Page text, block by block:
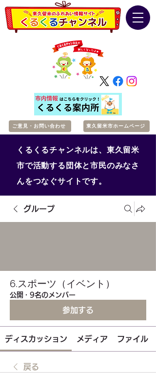
ご意見・お問い合わせ 東久留米市ホームページ
くるくるチャンネルは、東久留米
市で活動する団体と市民のみなさ
んをつなぐサイトです。
グループ
6.スポーツ（イベント）
公開 · 9名のメンバー
参加する
ディスカッション メディア ファイル
戻る